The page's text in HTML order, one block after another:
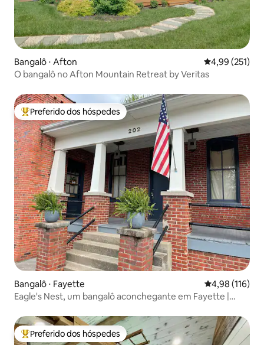
Bangalô ⋅ Afton 4,99 de uma
4,99 (251)
O bangalô no Afton Mountain Retreat by Veritas
Entre os melhores preferidos dos hóspedes
Preferido dos hóspedes
Bangalô ⋅ Fayette 4,98 de uma
4,98 (116)
Eagle's Nest, um bangalô aconchegante em Fayette |
Entre os melhores preferidos dos hóspedes
Preferido dos hóspedes